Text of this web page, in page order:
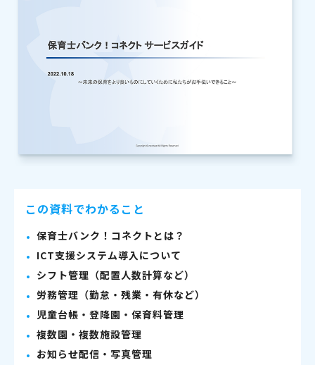
この資料でわかること
保育士バンク！コネクトとは？
ICT支援システム導入について
シフト管理（配置人数計算など）
労務管理（勤怠・残業・有休など）
児童台帳・登降園・保育料管理
複数園・複数施設管理
お知らせ配信・写真管理